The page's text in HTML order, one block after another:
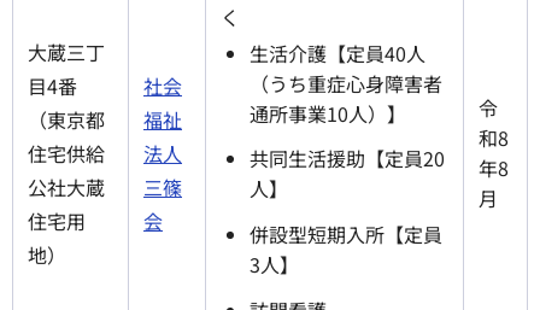
大蔵三丁
目4番
（東京都
住宅供給
公社大蔵
住宅用
地）
社会
福祉
法人
三篠
会
く
生活介護【定員40人
（うち重症心身障害者
通所事業10人）】
共同生活援助【定員20
人】
併設型短期入所【定員
3人】
令
和8
年8
月